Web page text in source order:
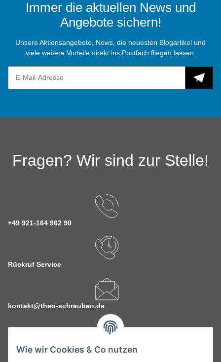
Wie wir Cookies & Co nutzen
Immer die aktuellen News und
Angebote sichern!
Unsere Aktionsangebote, News, die neuesten Blogartikel und
viele weitere Vorteile direkt ins Postfach fliegen lassen.
Fragen? Wir sind zur Stelle!
+49 921-164 962 90
Rückruf Service
kontakt@theo-schrauben.de